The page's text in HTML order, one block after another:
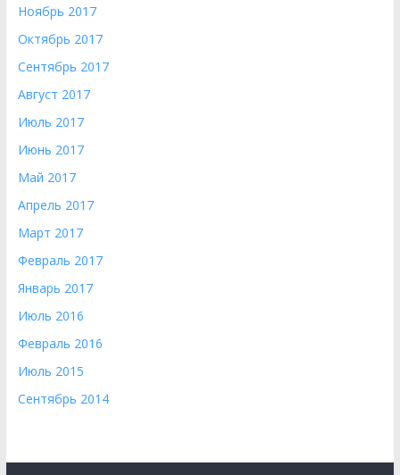
Ноябрь 2017
Октябрь 2017
Сентябрь 2017
Август 2017
Июль 2017
Июнь 2017
Май 2017
Апрель 2017
Март 2017
Февраль 2017
Январь 2017
Июль 2016
Февраль 2016
Июль 2015
Сентябрь 2014